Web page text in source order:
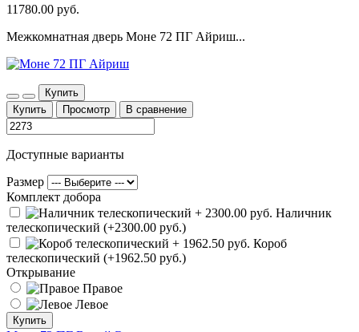
11780.00 руб.
Межкомнатная дверь Моне 72 ПГ Айриш...
Купить
Купить
Просмотр В сравнение
Доступные варианты
Размер
Комплект добора
Наличник
телескопический (+2300.00 руб.)
Короб
телескопический (+1962.50 руб.)
Открывание
Правое
Левое
Купить